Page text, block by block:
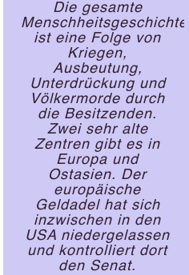
Die gesamte
Menschheitsgeschichte
ist eine Folge von
Kriegen,
Ausbeutung,
Unterdrückung und
Völkermorde durch
die Besitzenden.
Zwei sehr alte
Zentren gibt es in
Europa und
Ostasien. Der
europäische
Geldadel hat sich
inzwischen in den
USA niedergelassen
und kontrolliert dort
den Senat.